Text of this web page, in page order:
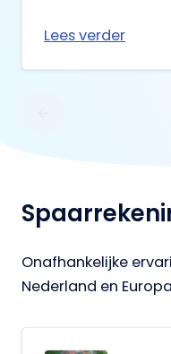
Lees verder
Onafhankelijke
Nederland en Europa